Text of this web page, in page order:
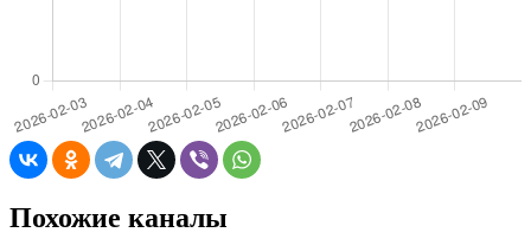
Похожие каналы